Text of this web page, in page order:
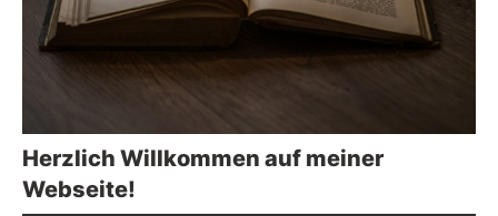
Herzlich Willkommen auf meiner
Webseite!